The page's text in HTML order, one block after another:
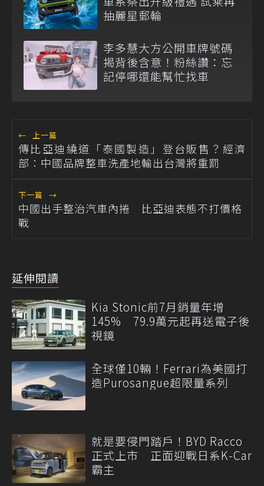
抽麗星郵輪
李多慧大方公開車牌號碼
揭背後含意！粉絲讚：忘
記停哪還能幫忙找車
← 上一篇
傳比亞迪繞道「泰國製造」登台販售？經濟
部：中國品牌整車洗產地輸出台灣將重罰
下一篇 →
中國出手整治汽車內捲 比亞迪表態不打價格
戰
延伸閱讀
Kia Stonic前7月銷量年增
145% 79.9萬元起再送電子後
視鏡
全球僅10輛！Ferrari為美國打
造Purosangue超限量系列
就是要侵門踏戶！BYD Racco
正式上市 正面迎戰日系K-Car
霸主